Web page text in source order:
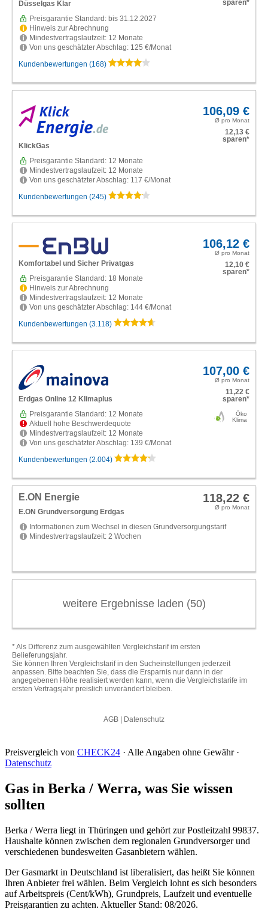
Preisvergleich von CHECK24 · Alle Angaben ohne Gewähr ·
Datenschutz
Gas in Berka / Werra, was Sie wissen
sollten
Berka / Werra liegt in Thüringen und gehört zur Postleitzahl 99837.
Haushalte können zwischen dem regionalen Grundversorger und
verschiedenen bundesweiten Gasanbietern wählen.
Der Gasmarkt in Deutschland ist liberalisiert, das heißt Sie können
Ihren Anbieter frei wählen. Beim Vergleich lohnt es sich besonders
auf Arbeitspreis (Cent/kWh), Grundpreis, Laufzeit und eventuelle
Preisgarantien zu achten. Aktueller Stand: 08/2026.